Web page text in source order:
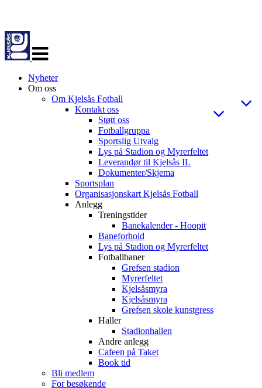
navigasjon
Nyheter
Om oss
Om Kjelsås Fotball
Kontakt oss
Støtt oss
Fotballgruppa
Sportslig Utvalg
Lys på Stadion og Myrerfeltet
Leverandør til Kjelsås IL
Dokumenter/Skjema
Sportsplan
Organisasjonskart Kjelsås Fotball
Anlegg
Treningstider
Banekalender - Hoopit
Baneforhold
Lys på Stadion og Myrerfeltet
Fotballbaner
Grefsen stadion
Myrerfeltet
Kjelsåsmyra
Kjelsåsmyra
Grefsen skole kunstgress
Haller
Stadionhallen
Andre anlegg
Cafeen på Taket
Book tid
Bli medlem
For besøkende